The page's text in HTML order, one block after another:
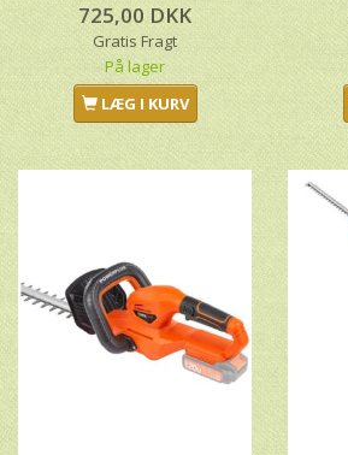
725,00 DKK
Gratis Fragt
På lager
LÆG I KURV